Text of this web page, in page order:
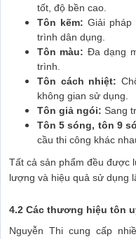
tốt, độ bền cao.
Tôn kẽm: Giải pháp
trình dân dụng.
Tôn màu: Đa dạng
trình.
Tôn cách nhiệt:
không gian sử dụng.
Tôn giả ngói: Sang
Tôn 5 sóng, tôn 9
cầu thi công khác
Tất cả sản phẩm đều được
lượng và hiệu quả sử dụng
4.2 Các thương hiệu tôn
Nguyễn Thi cung cấp